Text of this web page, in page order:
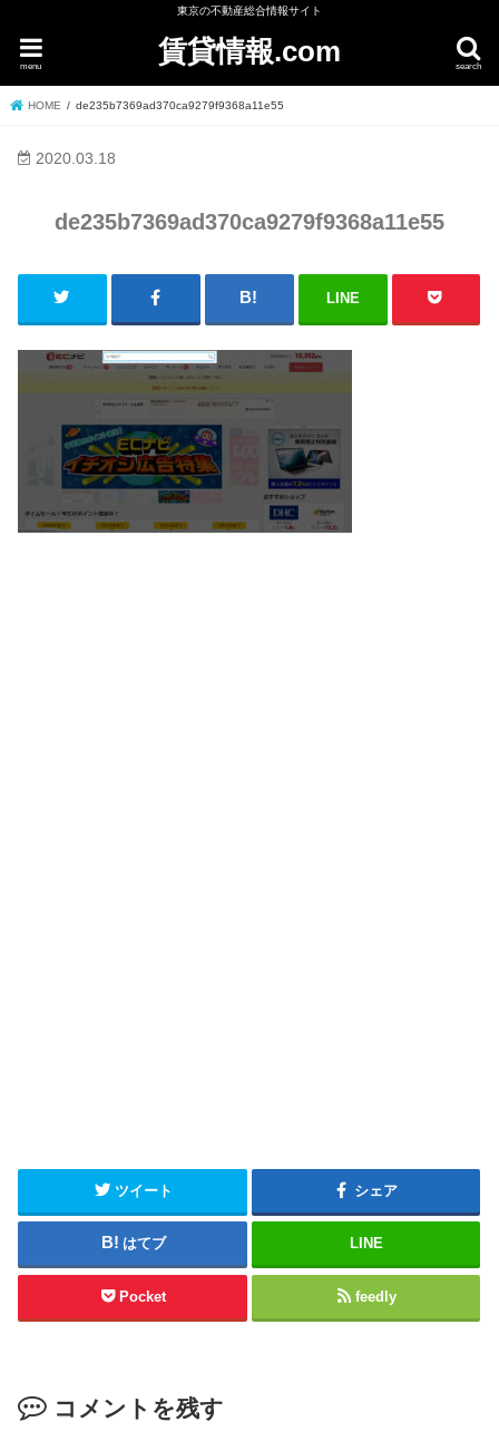
東京の不動産総合情報サイト
賃貸情報.com search
menu
HOME de235b7369ad370ca9279f9368a11e55
2020.03.18
de235b7369ad370ca9279f9368a11e55
LINE
ツイート シェア
はてブ LINE
Pocket feedly
コメントを残す